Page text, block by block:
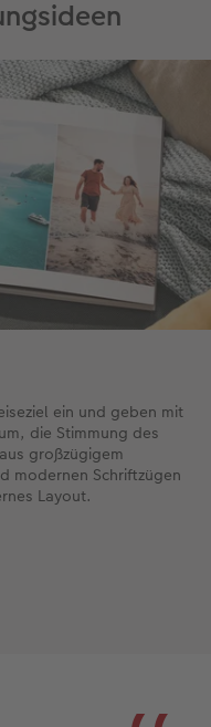
ein und geben mit
die Stimmung des
großzügigem
modernen Schriftzügen
Layout.